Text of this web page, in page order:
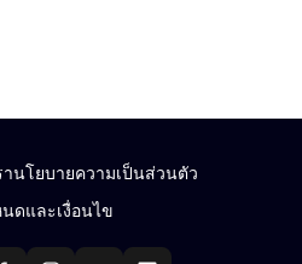
นโยบายความเป็นส่วนตัว
ดและเงื่อนไข